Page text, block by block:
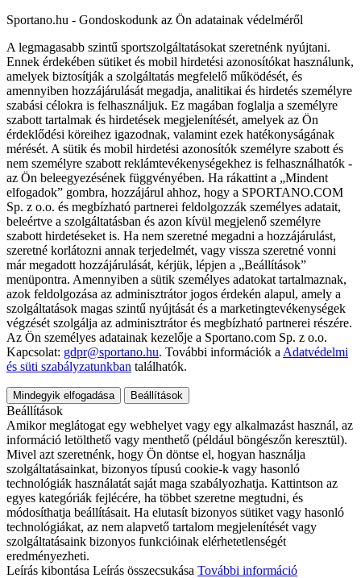
Sportano.hu - Gondoskodunk az Ön adatainak védelméről
A legmagasabb szintű sportszolgáltatásokat szeretnénk nyújtani.
Ennek érdekében sütiket és mobil hirdetési azonosítókat használunk,
amelyek biztosítják a szolgáltatás megfelelő működését, és
amennyiben hozzájárulását megadja, analitikai és hirdetés személyre
szabási célokra is felhasználjuk. Ez magában foglalja a személyre
szabott tartalmak és hirdetések megjelenítését, amelyek az Ön
érdeklődési köreihez igazodnak, valamint ezek hatékonyságának
mérését. A sütik és mobil hirdetési azonosítók személyre szabott és
nem személyre szabott reklámtevékenységekhez is felhasználhatók -
az Ön beleegyezésének függvényében. Ha rákattint a „Mindent
elfogadok” gombra, hozzájárul ahhoz, hogy a SPORTANO.COM
Sp. z o.o. és megbízható partnerei feldolgozzák személyes adatait,
beleértve a szolgáltatásban és azon kívül megjelenő személyre
szabott hirdetéseket is. Ha nem szeretné megadni a hozzájárulást,
szeretné korlátozni annak terjedelmét, vagy vissza szeretné vonni
már megadott hozzájárulását, kérjük, lépjen a „Beállítások”
menüpontra. Amennyiben a sütik személyes adatokat tartalmaznak,
azok feldolgozása az adminisztrátor jogos érdekén alapul, amely a
szolgáltatások magas szintű nyújtását és a marketingtevékenységek
végzését szolgálja az adminisztrátor és megbízható partnerei részére.
Az Ön személyes adatainak kezelője a Sportano.com Sp. z o.o.
Kapcsolat: gdpr@sportano.hu. További információk a Adatvédelmi
és süti szabályzatunkban találhatók.
Mindegyik elfogadása Beállítások
Beállítások
Amikor meglátogat egy webhelyet vagy egy alkalmazást használ, az
információ letölthető vagy menthető (például böngészőn keresztül).
Mivel azt szeretnénk, hogy Ön döntse el, hogyan használja
szolgáltatásainkat, bizonyos típusú cookie-k vagy hasonló
technológiák használatát saját maga szabályozhatja. Kattintson az
egyes kategóriák fejlécére, ha többet szeretne megtudni, és
módosíthatja beállításait. Ha elutasít bizonyos sütiket vagy hasonló
technológiákat, az nem alapvető tartalom megjelenítését vagy
szolgáltatásaink bizonyos funkcióinak elérhetetlenségét
eredményezheti.
Leírás kibontása Leírás összecsukása További információ